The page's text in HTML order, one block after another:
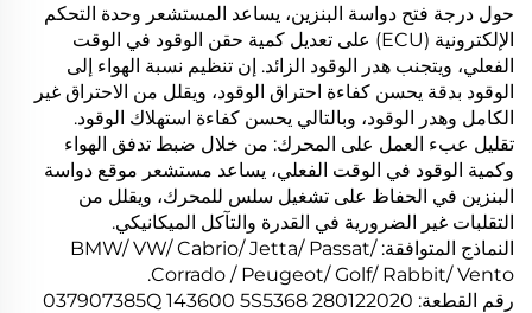
حول درجة فتح دواسة البنزين، يساعد المستشعر وحدة التحكم
الإلكترونية (ECU) على تعديل كمية حقن الوقود في الوقت
الفعلي، ويتجنب هدر الوقود الزائد. إن تنظيم نسبة الهواء إلى
الوقود بدقة يحسن كفاءة احتراق الوقود، ويقلل من الاحتراق غير
الكامل وهدر الوقود، وبالتالي يحسن كفاءة استهلاك الوقود.
تقليل عبء العمل على المحرك: من خلال ضبط تدفق الهواء
وكمية الوقود في الوقت الفعلي، يساعد مستشعر موقع دواسة
البنزين في الحفاظ على تشغيل سلس للمحرك، ويقلل من
التقلبات غير الضرورية في القدرة والتآكل الميكانيكي.
النماذج المتوافقة: BMW/ VW/ Cabrio/ Jetta/ Passat/
Corrado / Peugeot/ Golf/ Rabbit/ Vento.
رقم القطعة: 037907385Q 143600 5S5368 280122020